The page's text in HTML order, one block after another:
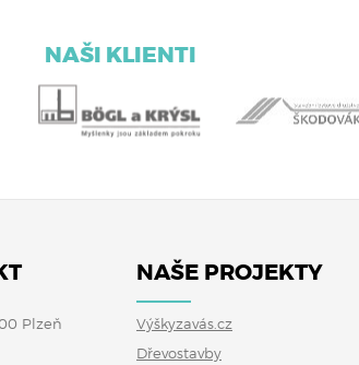
NAŠI KLIENTI
Plzeň
NAŠE PROJEKTY
Výškyzavás.cz
Dřevostavby